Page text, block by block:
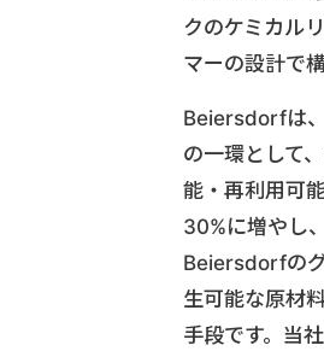
クのケミカル
マーの設計で
Beiersdorfは
の一環として
能・再利用可
30%に増やし
Beiersdorfの
生可能な原材
手段です。当